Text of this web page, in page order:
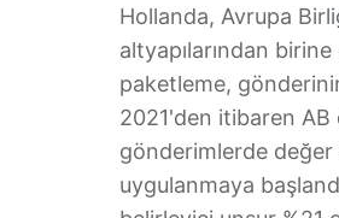
Hollanda, Avrupa
altyapılarından
paketleme,
2021'den itibaren AB
gönderimlerde değer
uygulanmaya